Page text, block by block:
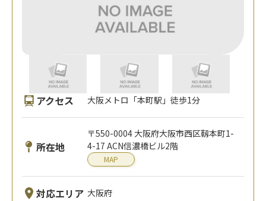
アクセス 大阪メトロ「本町駅」徒歩1分
所在地
〒550-0004 大阪府大阪市西区靱本町1-
4-17 ACN信濃橋ビル2階
MAP
対応エリア 大阪府